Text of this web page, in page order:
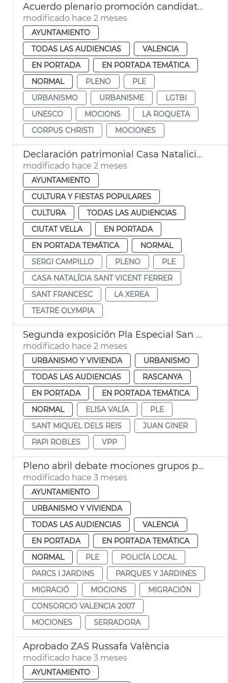
Acuerdo plenario promoción candidatura Corpus Patrimonio Cultural Unesco
modificado hace 2 meses
AYUNTAMIENTO
TODAS LAS AUDIENCIAS
VALENCIA
EN PORTADA
EN PORTADA TEMÁTICA
NORMAL
PLENO
PLE
URBANISMO
URBANISME
LGTBI
UNESCO
MOCIONS
LA ROQUETA
CORPUS CHRISTI
MOCIONES
Declaración patrimonial Casa Natalicia San Vicente Ferrer y Teatro Olympia València
modificado hace 2 meses
AYUNTAMIENTO
CULTURA Y FIESTAS POPULARES
CULTURA
TODAS LAS AUDIENCIAS
CIUTAT VELLA
EN PORTADA
EN PORTADA TEMÁTICA
NORMAL
SERGI CAMPILLO
PLENO
PLE
CASA NATALÍCIA SANT VICENT FERRER
SANT FRANCESC
LA XEREA
TEATRE OLYMPIA
Segunda exposición Pla Especial San Miquel de los Reyes València
modificado hace 2 meses
URBANISMO Y VIVIENDA
URBANISMO
TODAS LAS AUDIENCIAS
RASCANYA
EN PORTADA
EN PORTADA TEMÁTICA
NORMAL
ELISA VALÍA
PLE
SANT MIQUEL DELS REIS
JUAN GINER
PAPI ROBLES
VPP
Pleno abril debate mociones grupos políticos
modificado hace 3 meses
AYUNTAMIENTO
URBANISMO Y VIVIENDA
TODAS LAS AUDIENCIAS
VALENCIA
EN PORTADA
EN PORTADA TEMÁTICA
NORMAL
PLE
POLICÍA LOCAL
PARCS I JARDINS
PARQUES Y JARDINES
MIGRACIÓ
MOCIONS
MIGRACIÓN
CONSORCIO VALENCIA 2007
MOCIONES
SERRADORA
Aprobado ZAS Russafa València
modificado hace 3 meses
AYUNTAMIENTO